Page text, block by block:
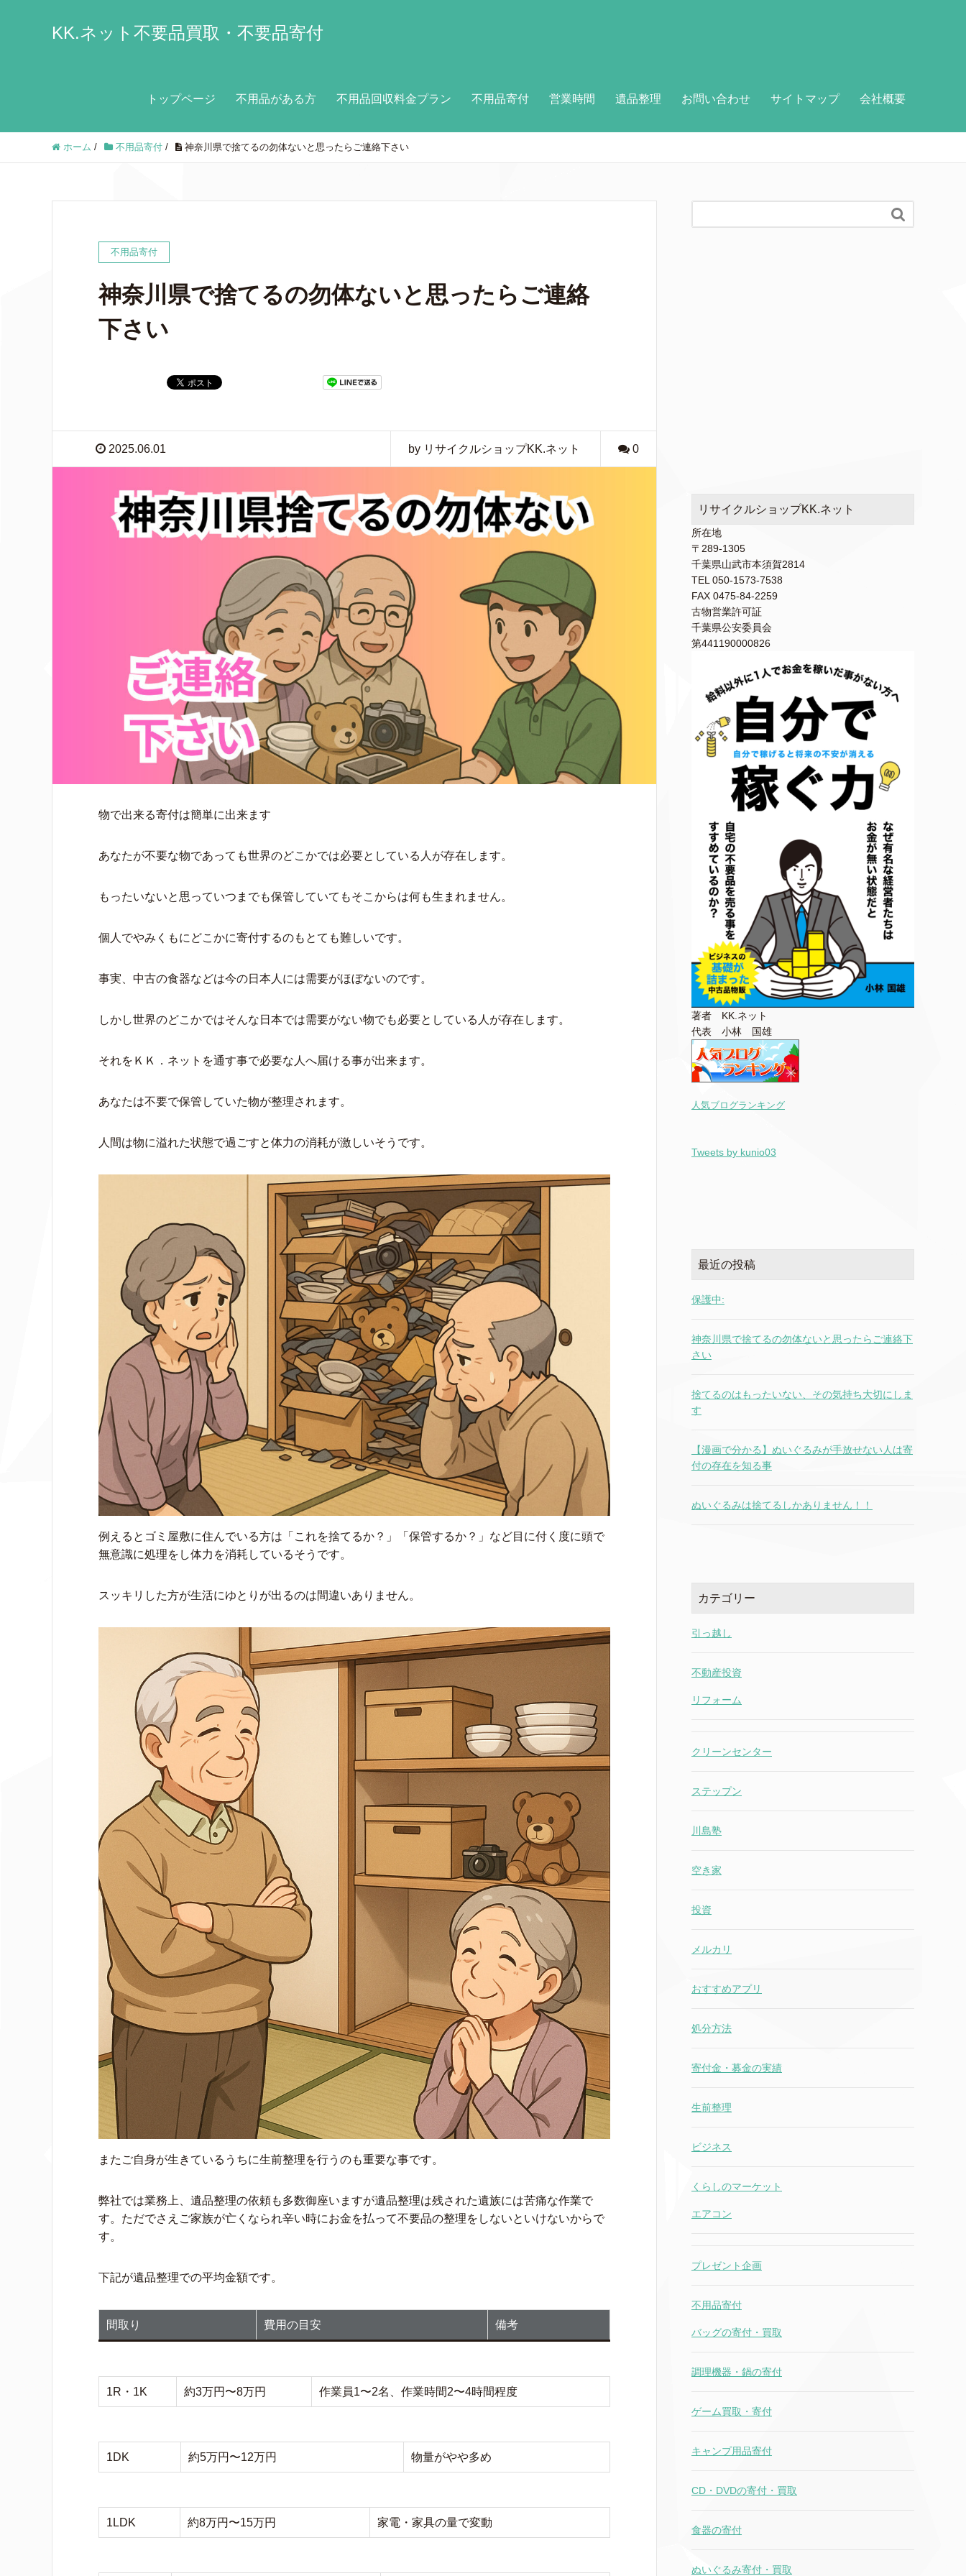
KK.ネット不要品買取・不要品寄付
トップページ 不用品がある方 不用品回収料金プラン 不用品寄付 営業時間 遺品整理 お問い合わせ サイトマップ 会社概要
ホーム / 不用品寄付 / 神奈川県で捨てるの勿体ないと思ったらご連絡下さい
不用品寄付
神奈川県で捨てるの勿体ないと思ったらご連絡
下さい
2025.06.01 by リサイクルショップKK.ネット 0
物で出来る寄付は簡単に出来ます
あなたが不要な物であっても世界のどこかでは必要としている人が存在します。
もったいないと思っていつまでも保管していてもそこからは何も生まれません。
個人でやみくもにどこかに寄付するのもとても難しいです。
事実、中古の食器などは今の日本人には需要がほぼないのです。
しかし世界のどこかではそんな日本では需要がない物でも必要としている人が存在します。
それをＫＫ．ネットを通す事で必要な人へ届ける事が出来ます。
あなたは不要で保管していた物が整理されます。
人間は物に溢れた状態で過ごすと体力の消耗が激しいそうです。
例えるとゴミ屋敷に住んでいる方は「これを捨てるか？」「保管するか？」など目に付く度に頭で
無意識に処理をし体力を消耗しているそうです。
スッキリした方が生活にゆとりが出るのは間違いありません。
またご自身が生きているうちに生前整理を行うのも重要な事です。
弊社では業務上、遺品整理の依頼も多数御座いますが遺品整理は残された遺族には苦痛な作業で
す。ただでさえご家族が亡くなられ辛い時にお金を払って不要品の整理をしないといけないからで
す。
下記が遺品整理での平均金額です。
間取り 費用の目安 備考
1R・1K 約3万円〜8万円 作業員1〜2名、作業時間2〜4時間程度
1DK 約5万円〜12万円 物量がやや多め
1LDK 約8万円〜15万円 家電・家具の量で変動

リサイクルショップKK.ネット
所在地
〒289-1305
千葉県山武市本須賀2814
TEL 050-1573-7538
FAX 0475-84-2259
古物営業許可証
千葉県公安委員会
第441190000826
著者 KK.ネット
代表 小林 国雄
人気ブログランキング
Tweets by kunio03
最近の投稿
保護中:
神奈川県で捨てるの勿体ないと思ったらご連絡下
さい
捨てるのはもったいない、その気持ち大切にしま
す
【漫画で分かる】ぬいぐるみが手放せない人は寄
付の存在を知る事
ぬいぐるみは捨てるしかありません！！
カテゴリー
引っ越し
不動産投資
リフォーム
クリーンセンター
ステップン
川島塾
空き家
投資
メルカリ
おすすめアプリ
処分方法
寄付金・募金の実績
生前整理
ビジネス
くらしのマーケット
エアコン
プレゼント企画
不用品寄付
バッグの寄付・買取
調理機器・鍋の寄付
ゲーム買取・寄付
キャンプ用品寄付
CD・DVDの寄付・買取
食器の寄付
ぬいぐるみ寄付・買取